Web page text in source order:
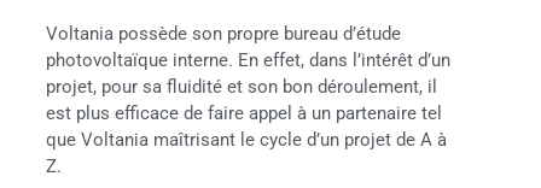
Voltania possède son propre bureau d’étude
photovoltaïque interne. En effet, dans l’intérêt d’un
projet, pour sa fluidité et son bon déroulement, il
est plus efficace de faire appel à un partenaire tel
que Voltania maîtrisant le cycle d’un projet de A à
Z.